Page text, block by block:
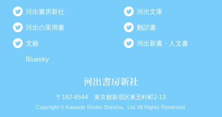
河出書房新社 河出文庫
河出の実用書 翻訳書
文藝 河出新書・人文書
Bluesky
〒162-8544 東京都新宿区東五軒町2-13
Copyright © Kawade Shobo Shinsha., Ltd. All Rights Reserved.